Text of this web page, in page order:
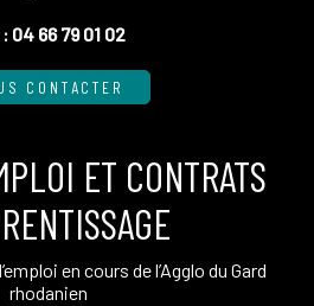
04 66 79 01 02
CONTACTER
ET CONTRATS
en cours de l’Agglo du Gard
rhodanien